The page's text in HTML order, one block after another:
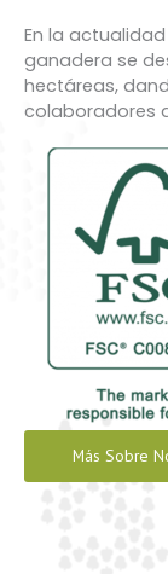
En la
ganadera se
hectáreas,
colaboradores
Más Sobre